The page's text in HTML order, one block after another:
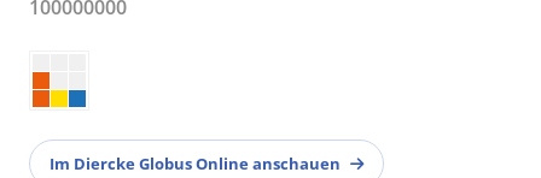
100000000
Im Diercke Globus Online anschauen